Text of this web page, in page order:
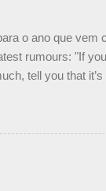
o ano que vem
rumours: "If
tell you that
like to have Kimi
1 (@F1)